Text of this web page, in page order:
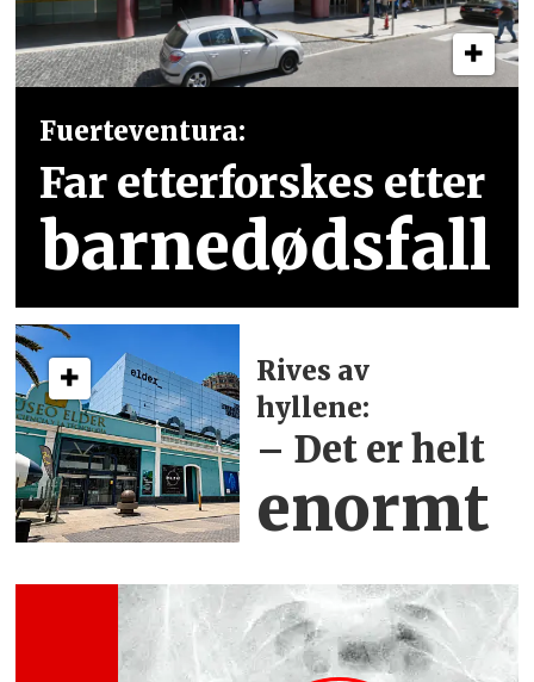
Fuerteventura:
Far etterforskes etter
barnedødsfall
Rives av
hyllene:
– Det er helt
enormt